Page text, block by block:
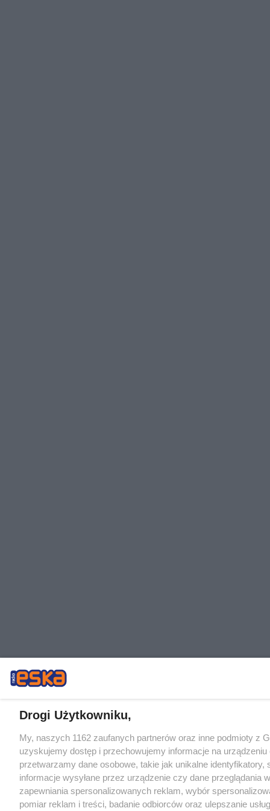
Drogi Użytkowniku,
My, naszych 1162 zaufanych partnerów oraz inne podmioty z
uzyskujemy dostęp i przechowujemy informacje na urządzeniu
przetwarzamy dane osobowe, takie jak unikalne identyfikatory,
informacje wysyłane przez urządzenie czy dane przeglądania
zapewniania spersonalizowanych reklam, wybór
pomiar reklam i treści, badanie odbiorców oraz ulepszanie